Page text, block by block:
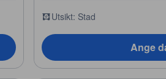
Utsikt: Stad
Ange